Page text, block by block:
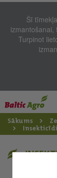
Šī
Turpinot
Sākums
Insekticīdi